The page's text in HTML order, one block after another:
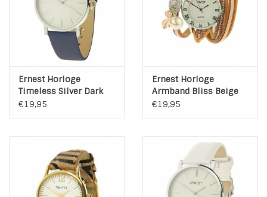
Ernest Horloge
Timeless Silver Dark
Blue
€19,95
Ernest Horloge
Armband Bliss Beige
Silver Nude 2
€19,95